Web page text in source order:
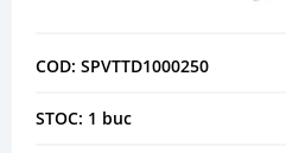
COD: SPVTTD1000250
STOC: 1 buc